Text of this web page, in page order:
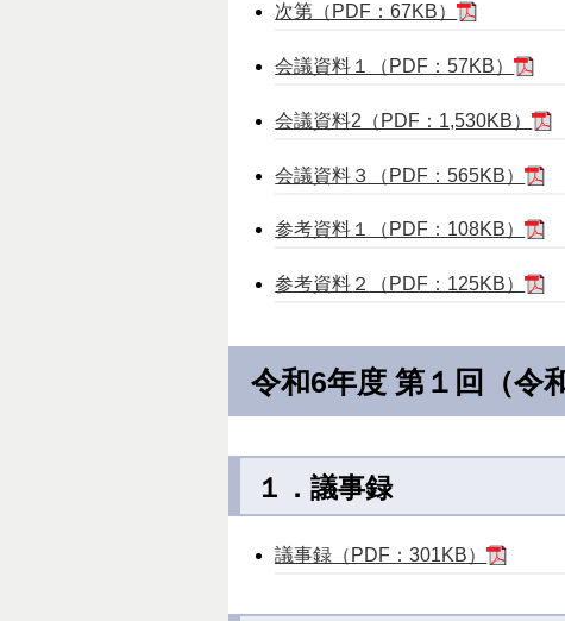
次第（PDF：67KB）
会議資料１（PDF：57KB）
会議資料2（PDF：1,530KB）
会議資料３（PDF：565KB）
参考資料１（PDF：108KB）
参考資料２（PDF：125KB）
令和6年度 第１回（令
１．議事録
議事録（PDF：301KB）